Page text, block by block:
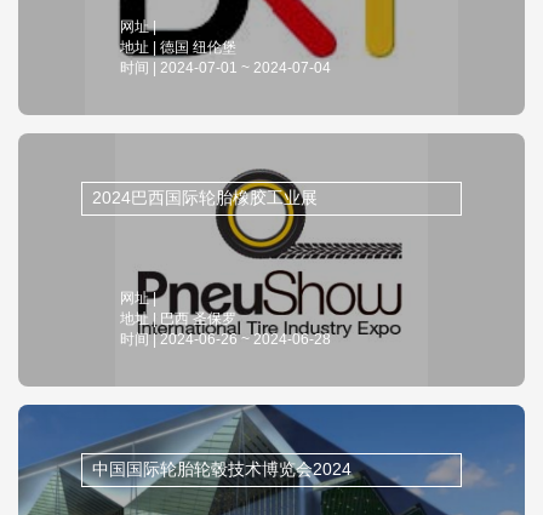
网址 |
地址 | 德国 纽伦堡
时间 | 2024-07-01 ~ 2024-07-04
2024巴西国际轮胎橡胶工业展
网址 |
地址 | 巴西 圣保罗
时间 | 2024-06-26 ~ 2024-06-28
中国国际轮胎轮毂技术博览会2024